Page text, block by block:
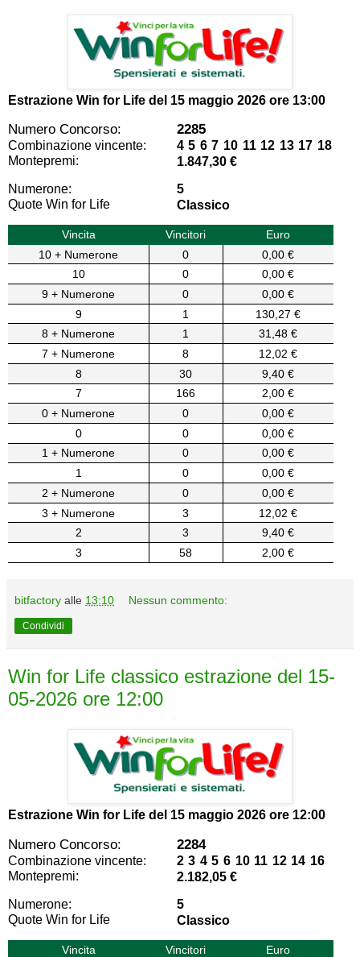
Estrazione Win for Life del 15 maggio 2026 ore 13:00
Numero Concorso: 2285
Combinazione vincente:
4 5 6 7 10 11 12 13 17 18
Montepremi:
1.847,30 €
Numerone:
5
Quote Win for Life
Classico
Vincita Vincitori
Euro
10 + Numerone
0
0,00 €
10
0
0,00 €
9 + Numerone
0
0,00 €
9
1
130,27 €
8 + Numerone
1
31,48 €
7 + Numerone
8
12,02 €
8
30
9,40 €
7
166
2,00 €
0 + Numerone
0
0,00 €
0
0
0,00 €
1 + Numerone
0
0,00 €
1
0
0,00 €
2 + Numerone
0
0,00 €
3 + Numerone
3
12,02 €
2
3
9,40 €
3
58 2,00 €
bitfactory alle 13:10 Nessun commento:
Condividi
Win for Life classico estrazione del 15-
05-2026 ore 12:00
Estrazione Win for Life del 15 maggio 2026 ore 12:00
Numero Concorso: 2284
Combinazione vincente:
2 3 4 5 6 10 11 12 14 16
Montepremi:
2.182,05 €
Numerone:
5
Quote Win for Life
Classico
Vincita Vincitori
Euro